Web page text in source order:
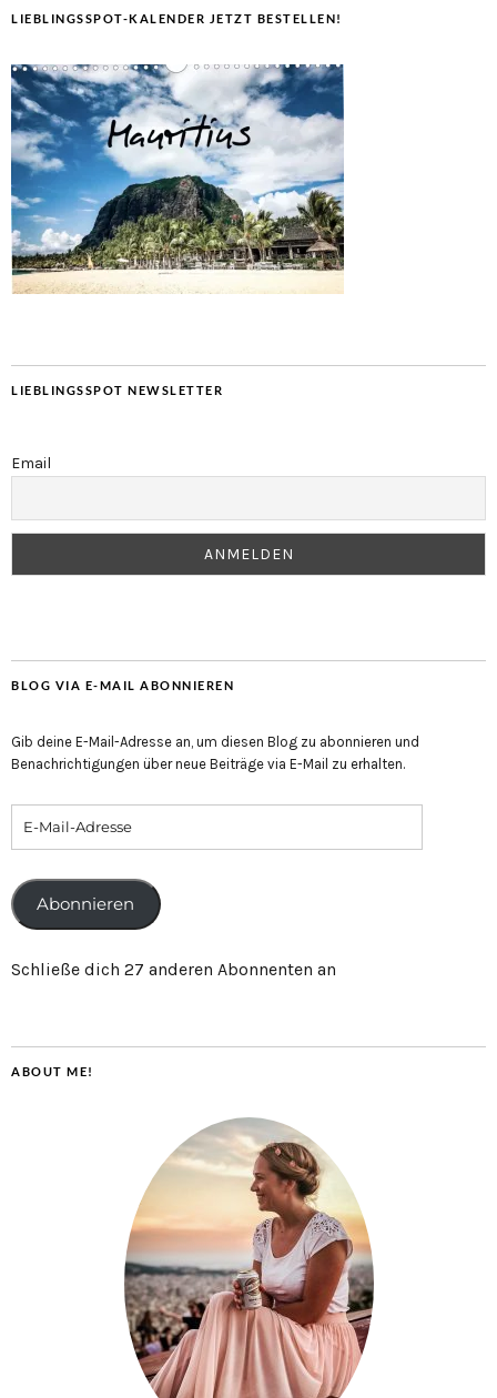
LIEBLINGSSPOT-KALENDER JETZT BESTELLEN!
LIEBLINGSSPOT NEWSLETTER
Email
BLOG VIA E-MAIL ABONNIEREN
Gib deine E-Mail-Adresse an, um diesen Blog zu abonnieren und
Benachrichtigungen über neue Beiträge via E-Mail zu erhalten.
Abonnieren
Schließe dich 27 anderen Abonnenten an
ABOUT ME!